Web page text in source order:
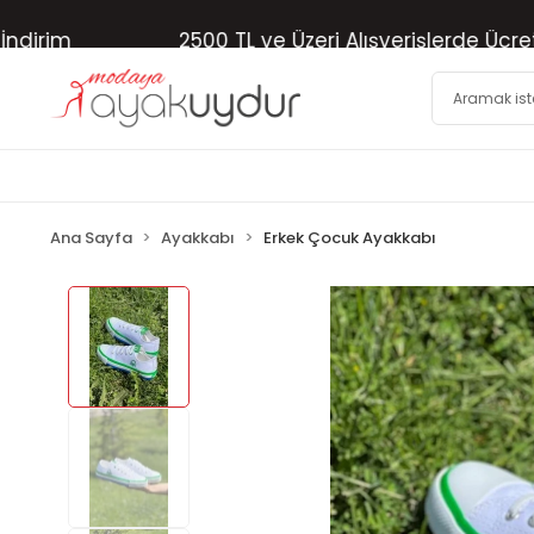
2500 TL ve Üzeri Alışverişlerde Ücretsiz
Ana Sayfa Ayakkabı Erkek Çocuk Ayakkabı